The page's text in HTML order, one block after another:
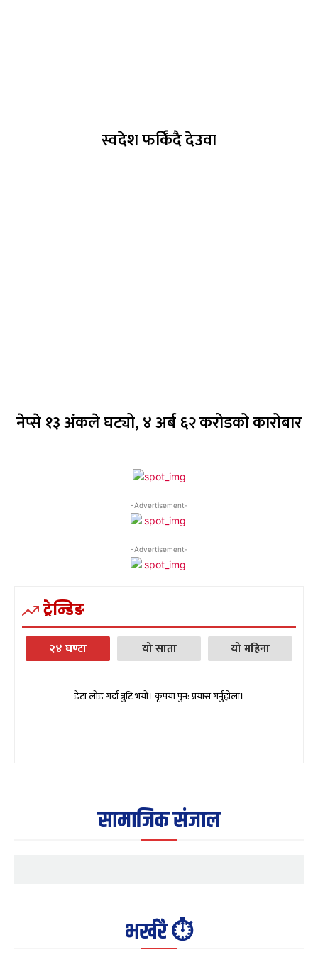
स्वदेश फर्किँदै देउवा
नेप्से १३ अंकले घट्यो, ४ अर्ब ६२ करोडको कारोबार
-Advertisement-
-Advertisement-
ट्रेन्डिङ
२४ घण्टा यो साता यो महिना
डेटा लोड गर्दा त्रुटि भयो। कृपया पुन: प्रयास गर्नुहोला।
सामाजिक संजाल
भर्खरै ⏱️